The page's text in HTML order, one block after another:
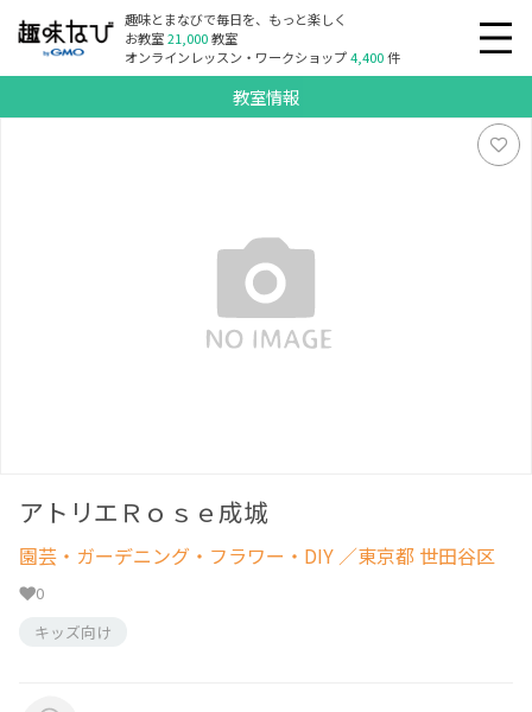
趣味とまなびで毎日を、もっと楽しく
お教室21,000教室
オンラインレッスン・ワークショップ4,400件
教室情報
アトリエＲｏｓｅ成城
園芸・ガーデニング・フラワー・DIY ／東京都 世田谷区
0
キッズ向け